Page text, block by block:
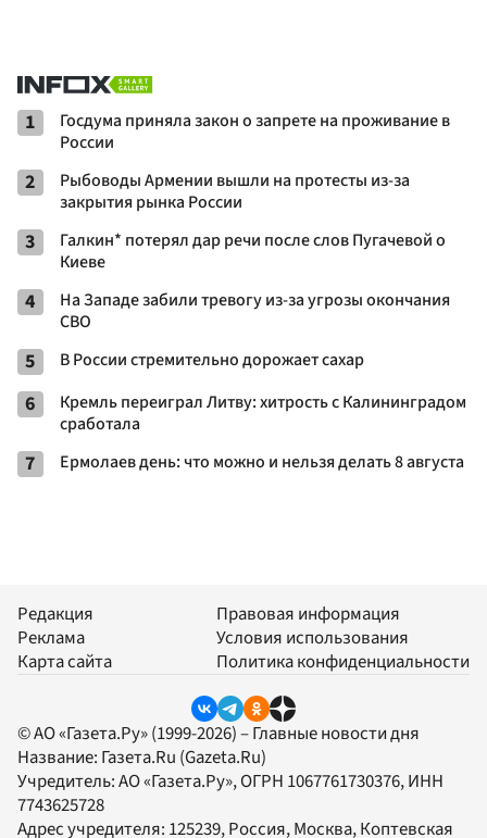
1
Госдума приняла закон о запрете на проживание в
России
2
Рыбоводы Армении вышли на протесты из-за
закрытия рынка России
3
Галкин* потерял дар речи после слов Пугачевой о
Киеве
4
На Западе забили тревогу из-за угрозы окончания
СВО
5 В России стремительно дорожает сахар
6
Кремль переиграл Литву: хитрость с Калининградом
сработала
7 Ермолаев день: что можно и нельзя делать 8 августа
Редакция
Реклама
Карта сайта
Правовая информация
Условия использования
Политика конфиденциальности
© АО «Газета.Ру» (1999-2026) – Главные новости дня
Название: Газета.Ru (Gazeta.Ru)
Учредитель:АО «Газета.Ру», ОГРН 1067761730376, ИНН
7743625728
Адрес учредителя: 125239, Россия, Москва, Коптевская